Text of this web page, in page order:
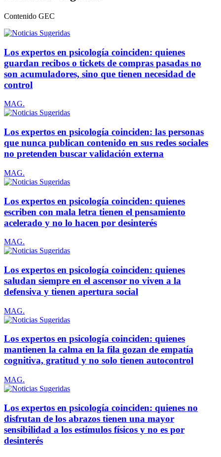
Contenido GEC
Los expertos en psicología coinciden: quienes
guardan recibos o tickets de compras pasadas no
son acumuladores, sino que tienen necesidad de
control
MAG.
Los expertos en psicología coinciden: las personas
que nunca publican contenido en sus redes sociales
no pretenden buscar validación externa
MAG.
Los expertos en psicología coinciden: quienes
escriben con mala letra tienen el pensamiento
acelerado y no lo hacen por desinterés
MAG.
Los expertos en psicología coinciden: quienes
saludan siempre en el ascensor no viven a la
defensiva y tienen apertura social
MAG.
Los expertos en psicología coinciden: quienes
mantienen la calma en la fila gozan de empatía
cognitiva, gratitud y no solo tienen autocontrol
MAG.
Los expertos en psicología coinciden: quienes no
disfrutan de los abrazos tienen una mayor
sensibilidad a los estímulos físicos y no es por
desinterés